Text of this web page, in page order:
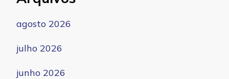
agosto 2026
julho 2026
junho 2026